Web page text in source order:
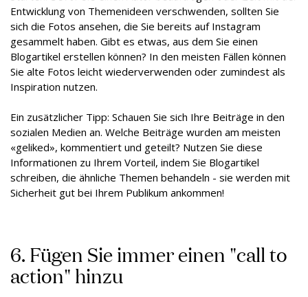
Entwicklung von Themenideen verschwenden, sollten Sie
sich die Fotos ansehen, die Sie bereits auf Instagram
gesammelt haben. Gibt es etwas, aus dem Sie einen
Blogartikel erstellen können? In den meisten Fällen können
Sie alte Fotos leicht wiederverwenden oder zumindest als
Inspiration nutzen.
Ein zusätzlicher Tipp: Schauen Sie sich Ihre Beiträge in den
sozialen Medien an. Welche Beiträge wurden am meisten
«geliked», kommentiert und geteilt? Nutzen Sie diese
Informationen zu Ihrem Vorteil, indem Sie Blogartikel
schreiben, die ähnliche Themen behandeln - sie werden mit
Sicherheit gut bei Ihrem Publikum ankommen!
6. Fügen Sie immer einen "call to
action" hinzu